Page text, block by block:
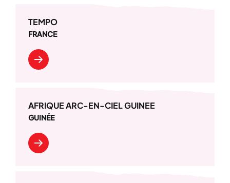
TEMPO
FRANCE
AFRIQUE ARC-EN-CIEL GUINEE
GUINÉE